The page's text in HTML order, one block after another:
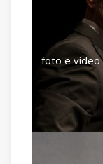
foto e video